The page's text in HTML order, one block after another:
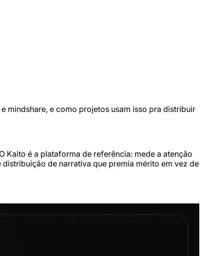
mindshare, e como projetos usam isso pra distribuir
Kaito é a plataforma de referência: mede a atenção
de narrativa que premia mérito em vez de